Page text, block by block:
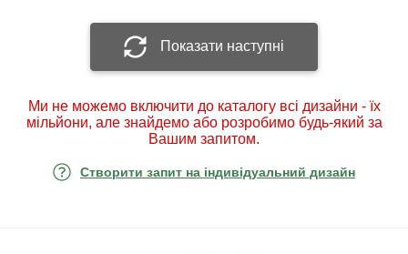
Показати наступні
Ми не можемо включити до каталогу всі дизайни - їх
мільйони, але знайдемо або розробимо будь-який за
Вашим запитом.
Створити запит на індивідуальний дизайн